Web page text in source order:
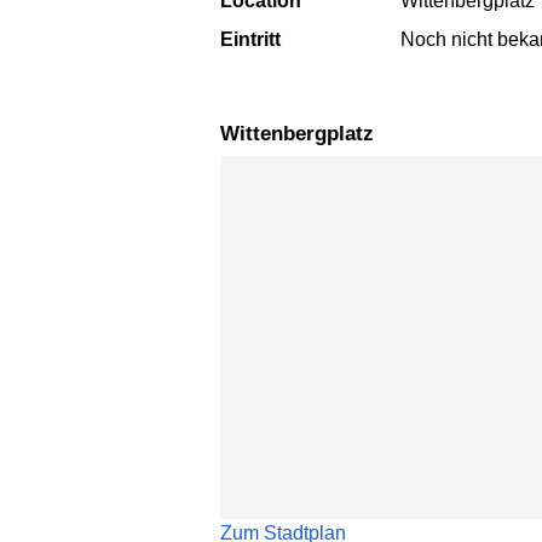
Eintritt
Noch nicht
Wittenbergplatz
Zum Stadtplan